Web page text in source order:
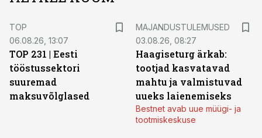
TOP
06.08.26, 13:07
TOP 231 | Eesti
tööstussektori
suuremad
maksuvõlglased
MAJANDUSTULEMUSED
03.08.26, 08:27
Haagiseturg ärkab:
tootjad kasvatavad
mahtu ja valmistuvad
uueks laienemiseks
Bestnet avab uue müügi- ja
tootmiskeskuse